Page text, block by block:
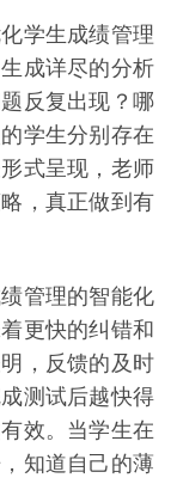
学生成绩管理
成详尽的分析
反复出现？哪
学生分别存在
式呈现，老师
，真正做到有
管理的智能化
更快的纠错和
，反馈的及时
测试后越快得
效。当学生在
知道自己的薄